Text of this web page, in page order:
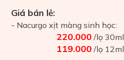
Giá bán lẻ:
- Nacurgo xịt màng sinh học:
220.000 /lọ 30ml
119.000 /lọ 12ml